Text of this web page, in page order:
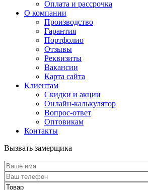
Оплата и рассрочка
О компании
Производство
Гарантия
Портфолио
Отзывы
Реквизиты
Вакансии
Карта сайта
Клиентам
Скидки и акции
Онлайн-калькулятор
Вопрос-ответ
Оптовикам
Контакты
Вызвать замерщика